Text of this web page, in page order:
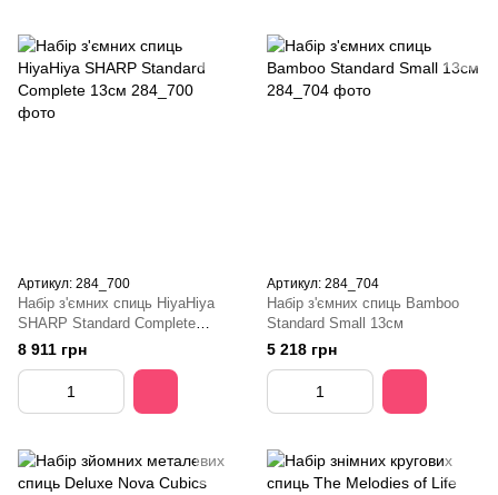
Артикул: 284_700
Набір з'ємних спиць HiyaHiya
SHARP Standard Complete
13см
8 911 грн
Артикул: 284_704
Набір з'ємних спиць Bamboo
Standard Small 13см
5 218 грн